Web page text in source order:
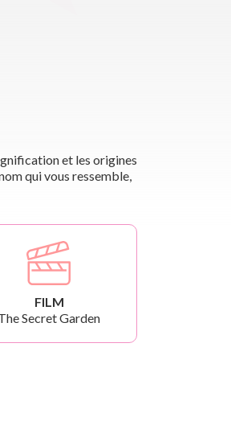
et les origines
qui vous ressemble,
FILM
Secret Garden